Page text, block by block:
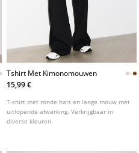
Tshirt Met Kimonomouwen
15,99 €
T-shirt met ronde hals en lange mouw met
uitlopende afwerking. Verkrijgbaar in
diverse kleuren.